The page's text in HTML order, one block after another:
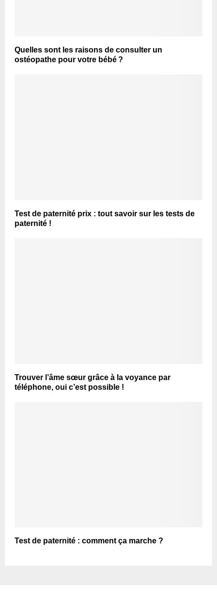
Quelles sont les raisons de consulter un
ostéopathe pour votre bébé ?
Test de paternité prix : tout savoir sur les tests de
paternité !
Trouver l’âme sœur grâce à la voyance par
téléphone, oui c’est possible !
Test de paternité : comment ça marche ?